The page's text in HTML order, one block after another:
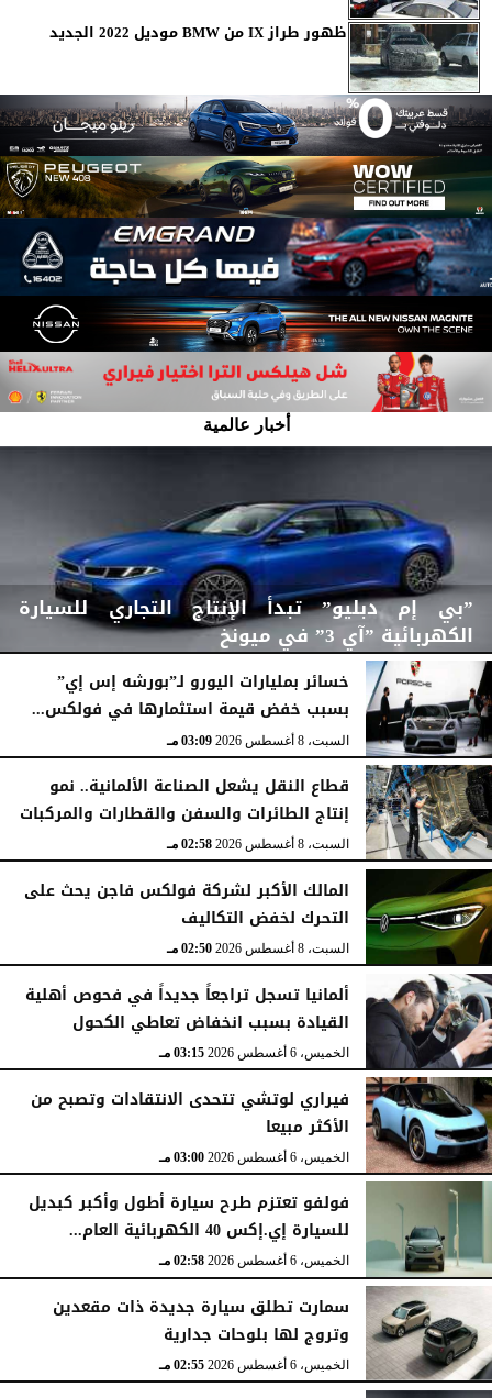
ظهور طراز IX من BMW موديل 2022 الجديد
أخبار عالمية
”بي إم دبليو” تبدأ الإنتاج التجاري للسيارة
الكهربائية ”آي 3” في ميونخ
السبت، 8 أغسطس 2026 03:43 مـ
خسائر بمليارات اليورو لـ”بورشه إس إي”
بسبب خفض قيمة استثمارها في فولكس...
السبت، 8 أغسطس 2026 03:09 مـ
قطاع النقل يشعل الصناعة الألمانية.. نمو
إنتاج الطائرات والسفن والقطارات والمركبات
السبت، 8 أغسطس 2026 02:58 مـ
المالك الأكبر لشركة فولكس فاجن يحث على
التحرك لخفض التكاليف
السبت، 8 أغسطس 2026 02:50 مـ
ألمانيا تسجل تراجعاً جديداً في فحوص أهلية
القيادة بسبب انخفاض تعاطي الكحول
الخميس، 6 أغسطس 2026 03:15 مـ
فيراري لوتشي تتحدى الانتقادات وتصبح من
الأكثر مبيعا
الخميس، 6 أغسطس 2026 03:00 مـ
فولفو تعتزم طرح سيارة أطول وأكبر كبديل
للسيارة إي.إكس 40 الكهربائية العام...
الخميس، 6 أغسطس 2026 02:58 مـ
سمارت تطلق سيارة جديدة ذات مقعدين
وتروج لها بلوحات جدارية
الخميس، 6 أغسطس 2026 02:55 مـ